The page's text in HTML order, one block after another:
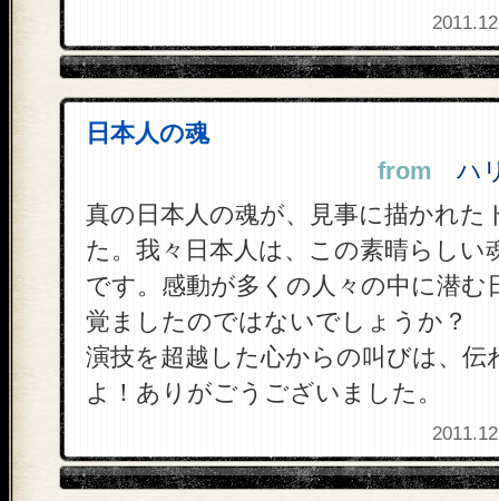
日本人の魂
from ハ
真の日本人の魂が、見事に描かれた
た。我々日本人は、この素晴らしい
です。感動が多くの人々の中に潜む
覚ましたのではないでしょうか？
演技を超越した心からの叫びは、伝
よ！ありがごうございました。